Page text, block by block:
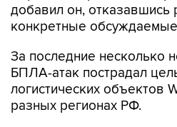
добавил он, отказавшись
конкретные
За последние несколько
БПЛА-атак пострадал
логистических объектов
разных регионах РФ.